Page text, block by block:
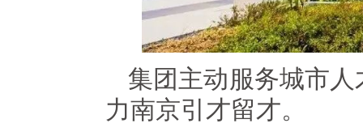
集团主动服务城市
力南京引才留才。